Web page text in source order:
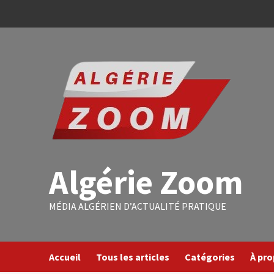
Algérie Zoom
MÉDIA ALGÉRIEN D’ACTUALITÉ PRATIQUE
Accueil Tous les articles Catégories À